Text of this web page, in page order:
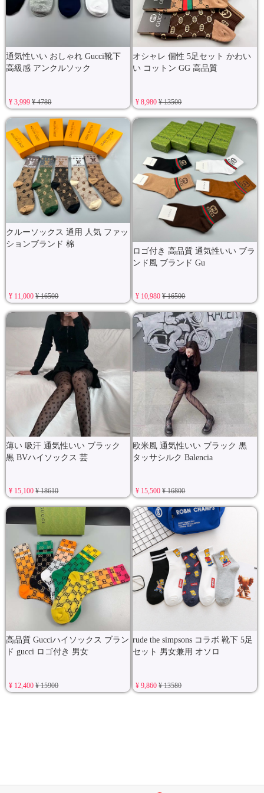
通気性いい おしゃれ Gucci靴下
高級感 アンクルソック
¥ 3,999¥ 4780
オシャレ 個性 5足セット かわい
い コットン GG 高品質
¥ 8,980¥ 13500
クルーソックス 通用 人気 ファッ
ションブランド 棉
¥ 11,000¥ 16500
ロゴ付き 高品質 通気性いい ブラ
ンド風 ブランド Gu
¥ 10,980¥ 16500
薄い 吸汗 通気性いい ブラック
黒 BVハイソックス 芸
¥ 15,100¥ 18610
欧米風 通気性いい ブラック 黒
タッサシルク Balencia
¥ 15,500¥ 16800
高品質 Gucciハイソックス ブラン
ド gucci ロゴ付き 男女
¥ 12,400¥ 15900
rude the simpsons コラボ 靴下 5足
セット 男女兼用 オソロ
¥ 9,860¥ 13580